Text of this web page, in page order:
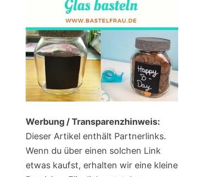
Werbung / Transparenzhinweis:
Dieser Artikel enthält Partnerlinks.
Wenn du über einen solchen Link
etwas kaufst, erhalten wir eine kleine